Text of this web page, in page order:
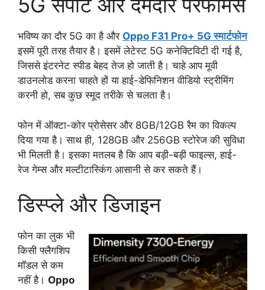
भविष्य का दौर 5G का है और Oppo F31 Pro+ 5G स्मार्टफोन
इसमें पूरी तरह तैयार है। इसमें लेटेस्ट 5G कनेक्टिविटी दी गई है,
जिससे इंटरनेट स्पीड बेहद तेज हो जाती है। चाहे आप मूवी
डाउनलोड करना चाहते हों या हाई-डेफिनिशन वीडियो स्ट्रीमिंग
करनी हो, सब कुछ स्मूद तरीके से चलता है।
फोन में ऑक्टा-कोर प्रोसेसर और 8GB/12GB रैम का विकल्प
दिया गया है। साथ ही, 128GB और 256GB स्टोरेज की सुविधा
भी मिलती है। इसका मतलब है कि आप बड़ी-बड़ी फाइल्स, हाई-
रेज गेम्स और मल्टीटास्किंग आसानी से कर सकते हैं।
डिस्प्ले और डिजाइन
फोन का लुक भी
किसी फ्लैगशिप
मॉडल से कम
नहीं है। Oppo